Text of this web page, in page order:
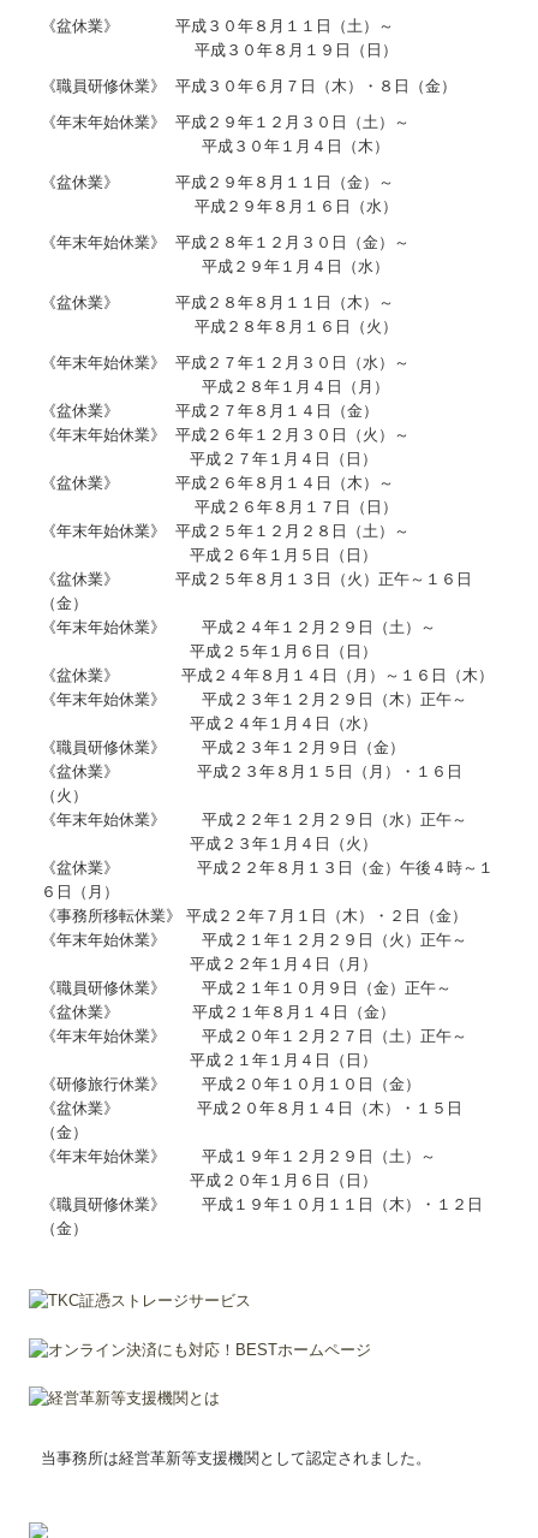
当事務所は経営革新等支援機関として認定されました。
《盆休業》 平成３０年８月１１日（土）～
平成３０年８月１９日（日）
《職員研修休業》 平成３０年６月７日（木）・８日（金）
《年末年始休業》 平成２９年１２月３０日（土）～
平成３０年１月４日（木）
《盆休業》 平成２９年８月１１日（金）～
平成２９年８月１６日（水）
《年末年始休業》 平成２８年１２月３０日（金）～
平成２９年１月４日（水）
《盆休業》 平成２８年８月１１日（木）～
平成２８年８月１６日（火）
《年末年始休業》 平成２７年１２月３０日（水）～
平成２８年１月４日（月）
《盆休業》 平成２７年８月１４日（金）
《年末年始休業》 平成２６年１２月３０日（火）～
平成２７年１月４日（日）
《盆休業》 平成２６年８月１４日（木）～
平成２６年８月１７日（日）
《年末年始休業》 平成２５年１２月２８日（土）～
平成２６年１月５日（日）
《盆休業》 平成２５年８月１３日（火）正午～１６日
（金）
《年末年始休業》 平成２４年１２月２９日（土）～
平成２５年１月６日（日）
《盆休業》 平成２４年８月１４日（月）～１６日（木）
《年末年始休業》 平成２３年１２月２９日（木）正午～
平成２４年１月４日（水）
《職員研修休業》 平成２３年１２月９日（金）
《盆休業》 平成２３年８月１５日（月）・１６日
（火）
《年末年始休業》 平成２２年１２月２９日（水）正午～
平成２３年１月４日（火）
《盆休業》 平成２２年８月１３日（金）午後４時～１
６日（月）
《事務所移転休業》 平成２２年７月１日（木）・２日（金）
《年末年始休業》 平成２１年１２月２９日（火）正午～
平成２２年１月４日（月）
《職員研修休業》 平成２１年１０月９日（金）正午～
《盆休業》 平成２１年８月１４日（金）
《年末年始休業》 平成２０年１２月２７日（土）正午～
平成２１年１月４日（日）
《研修旅行休業》 平成２０年１０月１０日（金）
《盆休業》 平成２０年８月１４日（木）・１５日
（金）
《年末年始休業》 平成１９年１２月２９日（土）～
平成２０年１月６日（日）
《職員研修休業》 平成１９年１０月１１日（木）・１２日
（金）